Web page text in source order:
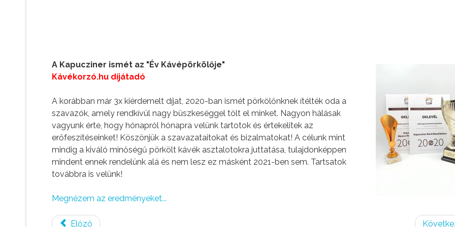
A Kapucziner ismét az "Év Kávépörkölője"
Kávékorzó.hu díjátadó
A korábban már 3x kiérdemelt díjat, 2020-ban ismét pörkölőnknek ítélték oda a
szavazók, amely rendkívül nagy büszkeséggel tölt el minket. Nagyon hálásak
vagyunk érte, hogy hónapról hónapra velünk tartotok és értekelitek az
erőfeszítéseinket! Köszönjük a szavazataitokat és bizalmatokat! A célunk mint
mindig a kiváló minőségű pörkölt kávék asztalotokra juttatása, tulajdonképpen
mindent ennek rendelünk alá és nem lesz ez másként 2021-ben sem. Tartsatok
továbbra is velünk!
Megnézem az eredményeket...
Előző